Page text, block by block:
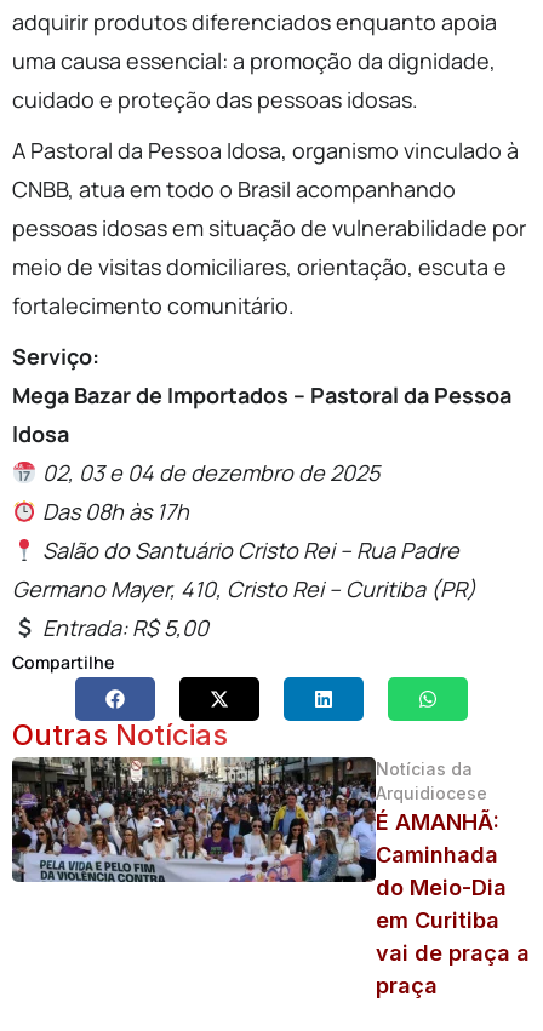
adquirir produtos diferenciados enquanto apoia
uma causa essencial: a promoção da dignidade,
cuidado e proteção das pessoas idosas.
A Pastoral da Pessoa Idosa, organismo vinculado à
CNBB, atua em todo o Brasil acompanhando
pessoas idosas em situação de vulnerabilidade por
meio de visitas domiciliares, orientação, escuta e
fortalecimento comunitário.
Serviço:
Mega Bazar de Importados – Pastoral da Pessoa
Idosa
02, 03 e 04 de dezembro de 2025
Das 08h às 17h
Salão do Santuário Cristo Rei – Rua Padre
Germano Mayer, 410, Cristo Rei – Curitiba (PR)
Entrada: R$ 5,00
Compartilhe
Outras Notícias
Notícias da
Arquidiocese
É AMANHÃ:
Caminhada
do Meio-Dia
em Curitiba
vai de praça a
praça